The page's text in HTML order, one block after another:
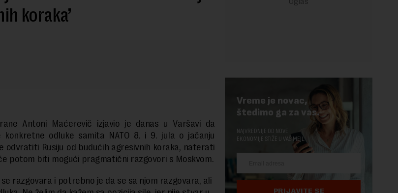
koraka’
Antoni Maćerevič izjavio je danas u Varšavi da
odluke samita NATO 8. i 9. jula o jačanju
odvratiti Rusiju od budućih agresivnih koraka, naterati
potom biti mogući pragmatični razgovori s Moskvom.
se razgovara i potrebno je da se sa njom razgovara, ali
Vreme je novac,
štedimo ga za vas.
NAJVREDNIJE OD NOVE
EKONOMIJE STIŽE U VAŠ MEJL.
PRIJAVITE SE